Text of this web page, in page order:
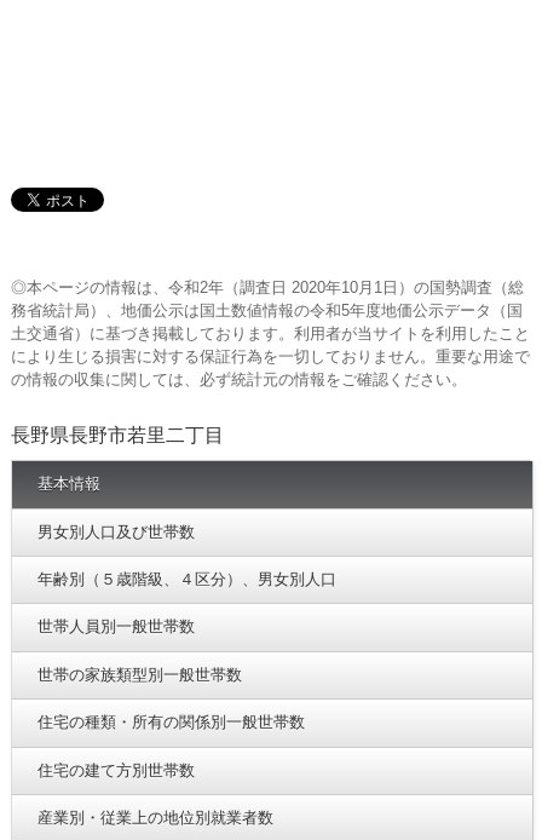
◎本ページの情報は、令和2年（調査日 2020年10月1日）の国勢調査（総
務省統計局）、地価公示は国土数値情報の令和5年度地価公示データ（国
土交通省）に基づき掲載しております。利用者が当サイトを利用したこと
により生じる損害に対する保証行為を一切しておりません。重要な用途で
の情報の収集に関しては、必ず統計元の情報をご確認ください。
長野県長野市若里二丁目
基本情報
男女別人口及び世帯数
年齢別（５歳階級、４区分）、男女別人口
世帯人員別一般世帯数
世帯の家族類型別一般世帯数
住宅の種類・所有の関係別一般世帯数
住宅の建て方別世帯数
産業別・従業上の地位別就業者数